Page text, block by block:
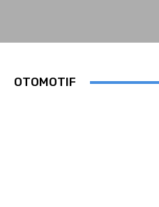
OTOMOTIF